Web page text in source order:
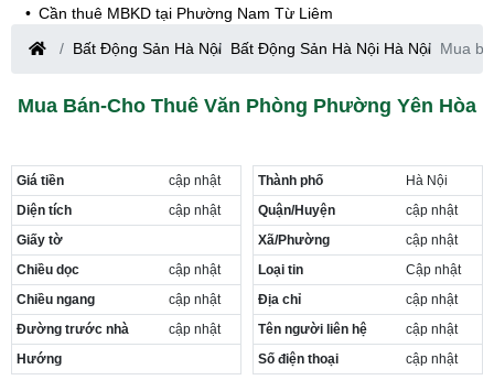
Cần thuê MBKD tại Phường Nam Từ Liêm
Cần thuê MBKD tại Phường Cầu Giấy
Cần thuê MBKD tại Phường Thanh Xuân
Cần thuê MBKD tại Phường Hà Đông
Cần thuê MBKD tại Phường Yên Hòa
Cần thuê MBKD tại Phường Nghĩa Độ
Cần thuê MBKD tại Phường Phương Liệt
Cần thuê MBKD tại Phường Khương Đình
Cần thuê MBKD tại Phường Yên Sở
Cần thuê MBKD tại Phường Hoàng Liệt
Cần thuê MBKD tại Phường Định Công
Cần thuê MBKD tại Phường Tương Mai
Cần thuê MBKD tại Phường Vĩnh Hưng
Bất Động Sản Hà Nội Bất Động Sản Hà Nội Hà Nội Mua
Mua Bán-Cho Thuê Văn Phòng Phường Yên Hòa
Giá tiền
cập nhật
Diện tích
cập nhật
Giấy tờ
Chiều dọc
cập nhật
Chiều ngang
cập nhật
Đường trước nhà
cập nhật
Hướng
Thành phố
Hà Nội
Quận/Huyện
cập nhật
Xã/Phường
cập nhật
Loại tin
Cập nhật
Địa chỉ
cập nhật
Tên người liên hệ
cập nhật
Số điện thoại
cập nhật